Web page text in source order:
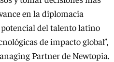
en la diplomacia
del talento latino
de impacto global”,
Partner de Newtopia.